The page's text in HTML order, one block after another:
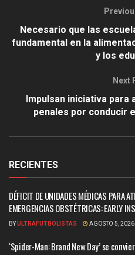
Necesario que las
fundamental en la
y los
Next
Impulsan iniciativa para
penales por conducir
RECIENTES
DÉFICIT DE UNIDADES MÉDICAS PARA
EMERGENCIAS OBSTÉTRICAS: EARLY
BYULTRAFUTBOLISTAS AGOSTO 5, 2026
‘Spider-Man: Brand New Day’ se